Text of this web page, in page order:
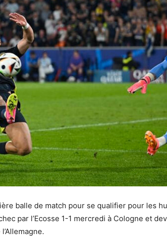
balle de match pour se qualifier pour les
par l’Ecosse 1-1 mercredi à Cologne et